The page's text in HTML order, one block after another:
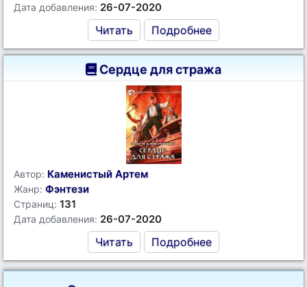
Дата добавления: 26-07-2020
Читать Подробнее
Сердце для стража
Автор: Каменистый Артем
Жанр: Фэнтези
Страниц: 131
Дата добавления: 26-07-2020
Читать Подробнее